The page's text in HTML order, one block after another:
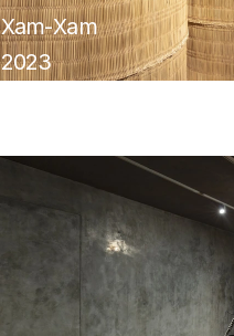
Xam-Xam
2023